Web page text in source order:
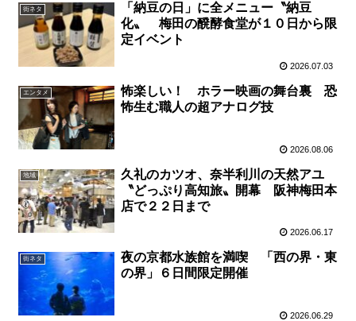
街ネタ
「納豆の日」に全メニュー〝納豆
化〟 梅田の醗酵食堂が１０日から限
定イベント
2026.07.03
エンタメ
怖楽しい！ ホラー映画の舞台裏 恐
怖生む職人の超アナログ技
2026.08.06
地域
久礼のカツオ、奈半利川の天然アユ
〝どっぷり高知旅〟開幕 阪神梅田本
店で２２日まで
2026.06.17
街ネタ
夜の京都水族館を満喫 「西の界・東
の界」６日間限定開催
2026.06.29